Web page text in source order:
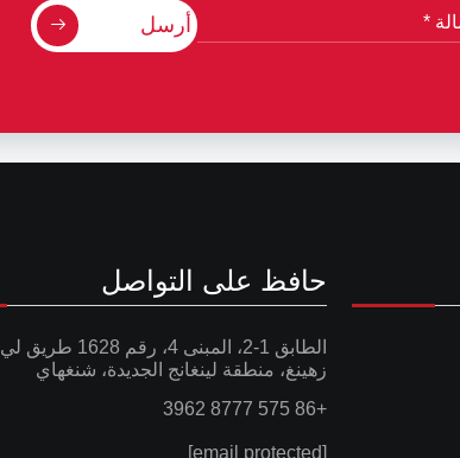
أرسل
حافظ على التواصل
الطابق 1-2، المبنى 4، رقم 1628 طريق لي
زهينغ، منطقة لينغانج الجديدة، شنغهاي
+86 575 8777 3962
[email protected]